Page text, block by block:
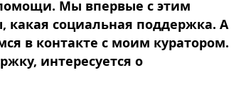
Мы впервые с этим
какая социальная поддержка. А
в контакте с моим куратором.
интересуется о